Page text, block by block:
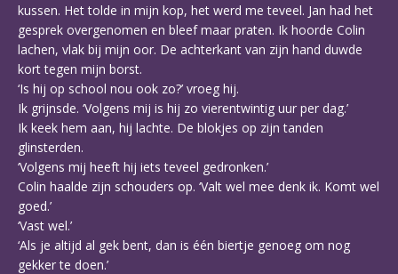
kussen. Het tolde in mijn kop, het werd me teveel. Jan had het
gesprek overgenomen en bleef maar praten. Ik hoorde Colin
lachen, vlak bij mijn oor. De achterkant van zijn hand duwde
kort tegen mijn borst.
‘Is hij op school nou ook zo?’ vroeg hij.
Ik grijnsde. ‘Volgens mij is hij zo vierentwintig uur per dag.’
Ik keek hem aan, hij lachte. De blokjes op zijn tanden
glinsterden.
‘Volgens mij heeft hij iets teveel gedronken.’
Colin haalde zijn schouders op. ‘Valt wel mee denk ik. Komt wel
goed.’
‘Vast wel.’
‘Als je altijd al gek bent, dan is één biertje genoeg om nog
gekker te doen.’